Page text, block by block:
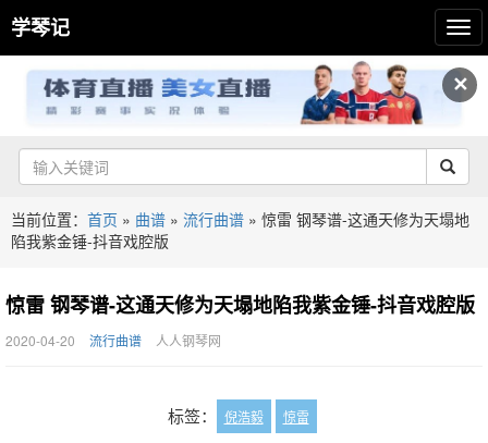
✕
学琴记
当前位置： 首页 » 曲谱 » 流行曲谱 » 惊雷 钢琴谱-这通天修为天塌地
陷我紫金锤-抖音戏腔版
惊雷 钢琴谱-这通天修为天塌地陷我紫金锤-抖音戏腔版
2020-04-20 流行曲谱 人人钢琴网
标签： 倪浩毅 惊雷